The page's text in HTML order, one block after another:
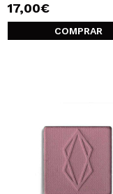
17,00€
COMPRAR